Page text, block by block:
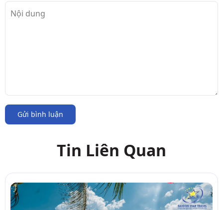
Gửi bình luận
Tin Liên Quan